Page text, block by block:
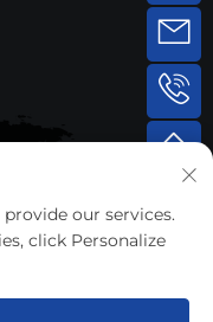
our services.
click Personalize